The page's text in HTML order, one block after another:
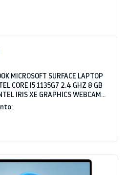
MICROSOFT SURFACE LAPTOP
CORE I5 1135G7 2.4 GHZ 8 GB
IRIS XE GRAPHICS WEBCAM